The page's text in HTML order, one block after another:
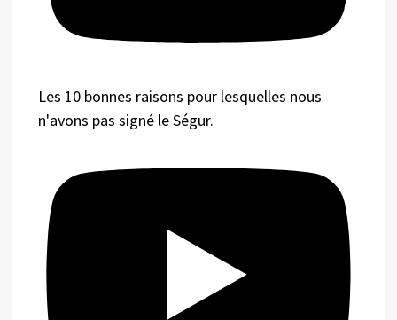
Les 10 bonnes raisons pour lesquelles nous
n'avons pas signé le Ségur.